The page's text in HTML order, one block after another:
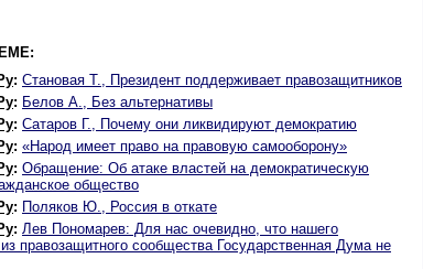
: Становая Т., Президент поддерживает правозащитников
: Белов А., Без альтернативы
: Сатаров Г., Почему они ликвидируют демократию
: «Народ имеет право на правовую самооборону»
: Обращение: Об атаке властей на демократическую
общество
: Поляков Ю., Россия в откате
: Лев Пономарев: Для нас очевидно, что нашего
правозащитного сообщества Государственная Дума не